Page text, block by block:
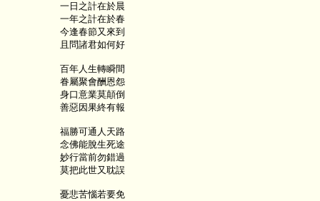
一日之計在於晨
一年之計在於春
今逢春節又來到
且問諸君如何好
百年人生轉瞬間
眷屬聚會酬恩怨
身口意業莫顛倒
善惡因果終有報
福勝可通人天路
念佛能脫生死途
妙行當前勿錯過
莫把此世又耽誤
憂悲苦惱若要免